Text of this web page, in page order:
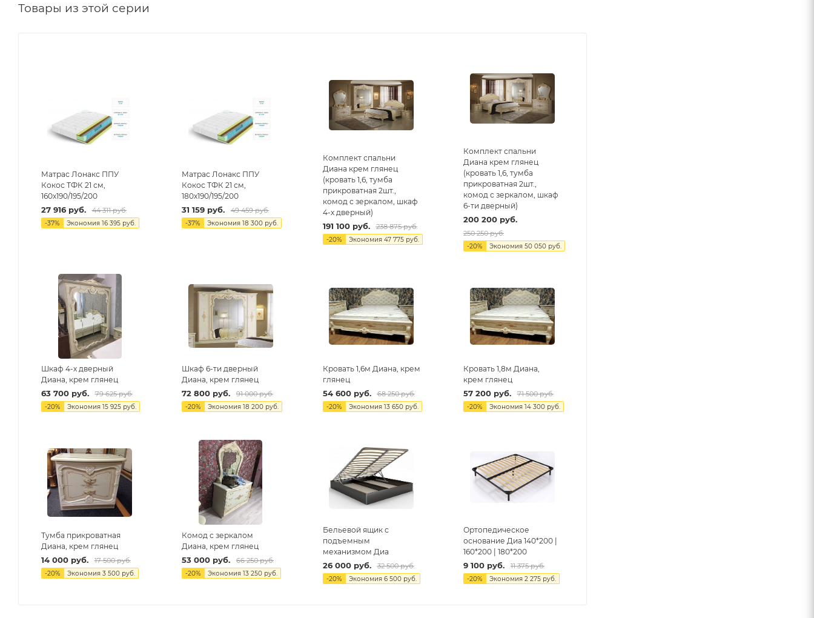
Товары из этой серии
Матрас Лонакс ППУ
Кокос ТФК 21 см,
160х190/195/200
27 916руб. 44 311руб.
-37% Экономия 16 395руб.
Матрас Лонакс ППУ
Кокос ТФК 21 см,
180х190/195/200
31 159 руб. 49 459руб.
-37% Экономия18 300 руб.
Комплект спальни
Диана крем глянец
(кровать 1,6, тумба
прикроватная 2шт.,
комод с зеркалом, шкаф
4-х дверный)
191 100руб. 238 875руб.
-20% Экономия 47 775руб.
Комплект спальни
Диана крем глянец
(кровать 1,6, тумба
прикроватная 2шт.,
комод с зеркалом, шкаф
6-ти дверный)
200 200руб.
250 250руб.
-20% Экономия 50 050руб.
Шкаф 4-х дверный
Диана, крем глянец
63 700руб. 79 625руб.
-20% Экономия 15 925руб.
Шкаф 6-ти дверный
Диана, крем глянец
72 800 руб. 91 000руб.
-20% Экономия18 200 руб.
Кровать 1,6м Диана, крем
глянец
54 600руб. 68 250руб.
-20% Экономия 13 650руб.
Кровать 1,8м Диана,
крем глянец
57 200руб. 71 500руб.
-20% Экономия 14 300руб.
Тумба прикроватная
Диана, крем глянец
14 000руб. 17 500руб.
-20% Экономия 3 500руб.
Комод с зеркалом
Диана, крем глянец
53 000 руб. 66 250руб.
-20% Экономия13 250 руб.
Бельевой ящик с
подъемным
механизмом Диа
26 000руб. 32 500руб.
-20% Экономия 6 500руб.
Ортопедическое
основание Диа 140*200 |
160*200 | 180*200
9 100руб. 11 375руб.
-20% Экономия 2 275руб.